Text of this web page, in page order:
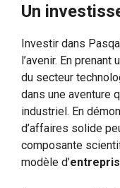
Un
Investir dans
l’avenir. En
du secteur
dans une aventure
industriel. En
d’affaires solide
composante
modèle d’